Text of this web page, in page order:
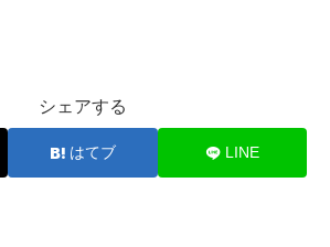
シェアする
はてブ LINE